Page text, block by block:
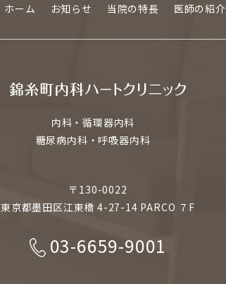
ホーム お知らせ 当院の特長 医師の紹介
内科・循環器内科
糖尿病内科・呼吸器内科
〒130-0022
東京都墨田区江東橋 4-27-14 PARCO ７F
03-6659-9001